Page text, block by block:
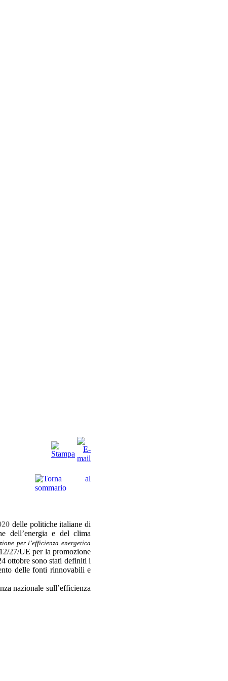
delle politiche italiane di
dell’energia e del clima
per l’efficienza energetica
27/UE per la promozione
ottobre sono stati definiti i
delle fonti rinnovabili e
nazionale sull’efficienza